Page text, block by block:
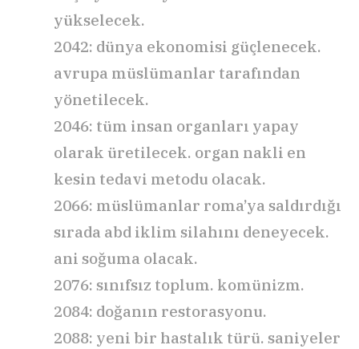
yükselecek.
2042: dünya ekonomisi güçlenecek.
avrupa müslümanlar tarafından
yönetilecek.
2046: tüm insan organları yapay
olarak üretilecek. organ nakli en
kesin tedavi metodu olacak.
2066: müslümanlar roma’ya saldırdığı
sırada abd iklim silahını deneyecek.
ani soğuma olacak.
2076: sınıfsız toplum. komünizm.
2084: doğanın restorasyonu.
2088: yeni bir hastalık türü. saniyeler